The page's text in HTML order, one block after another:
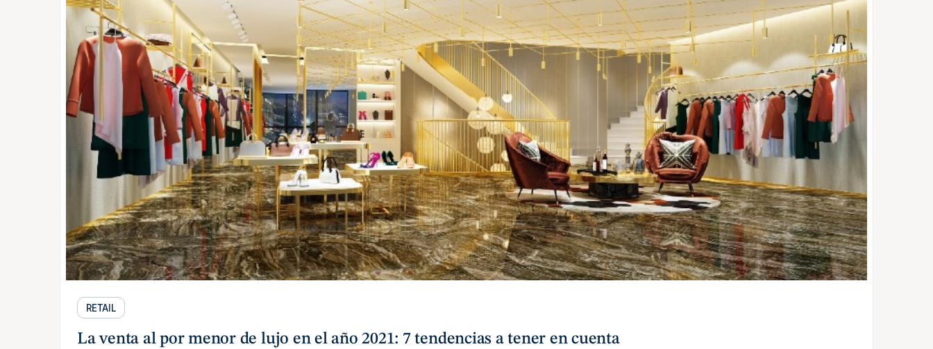
RETAIL
La venta al por menor de lujo en el año 2021: 7 tendencias a tener en cuenta